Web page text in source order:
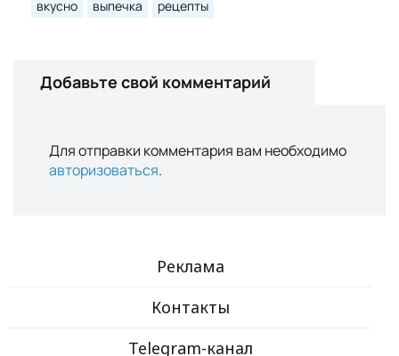
вкусно выпечка рецепты
Добавьте свой комментарий
Для отправки комментария вам необходимо
авторизоваться.
Реклама
Контакты
Telegram-канал